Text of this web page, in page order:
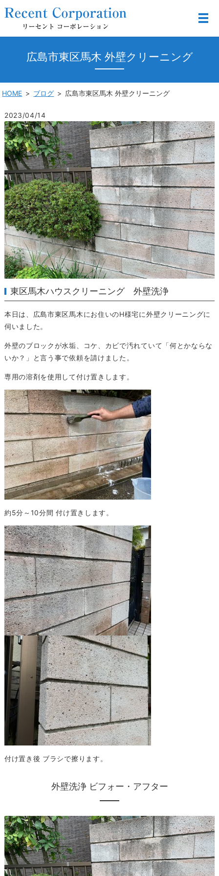
広島市東区馬木 外壁クリーニング
HOME ブログ 広島市東区馬木 外壁クリーニング
2023/04/14
東区馬木ハウスクリーニング 外壁洗浄
本日は、広島市東区馬木にお住いのH様宅に外壁クリーニングに
伺いました。
外壁のブロックが水垢、コケ、カビで汚れていて「何とかならな
いか？」と言う事で依頼を請けました。
専用の溶剤を使用して付け置きします。
約5分～10分間 付け置きします。
付け置き後 ブラシで擦ります。
外壁洗浄 ビフォー・アフター